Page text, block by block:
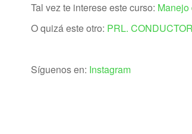
Tal vez te interese este curso: Manejo
O quizá este otro: PRL.
Síguenos en: Instagram